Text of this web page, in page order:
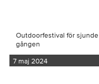
Outdoorfestival för sjunde
gången
7 maj 2024